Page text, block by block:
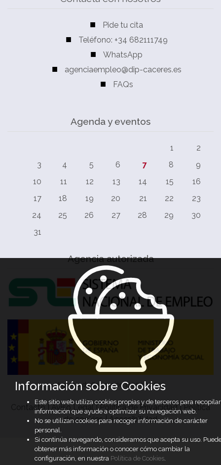
Pide tu cita
Teléfono: +34 682111749
WhatsApp
agenciaempleo@dip-caceres.es
FAQs
Agenda y eventos
1
2
3
4 5 6 7 8
9
10
11 12 13 14 15
16
17
18 19 20 21 22
23
24
25 26 27 28 29
30
31
Agencia autorizada
Agencia de Colocación 1100000049
Contacto Aviso Legal | Política de Privacidad | Política
de cookies|Accesibilidad
Información sobre Cookies
Este sitio web utiliza cookies propias y de terceros para recopilar
información que ayude a optimizar su navegación web.
No se utilizan cookies para recoger información de carácter
personal.
Si continúa navegando, consideramos que acepta su uso.
obtener más información o conocer cómo cambiar la
configuración, en nuestra Política de Cookies.